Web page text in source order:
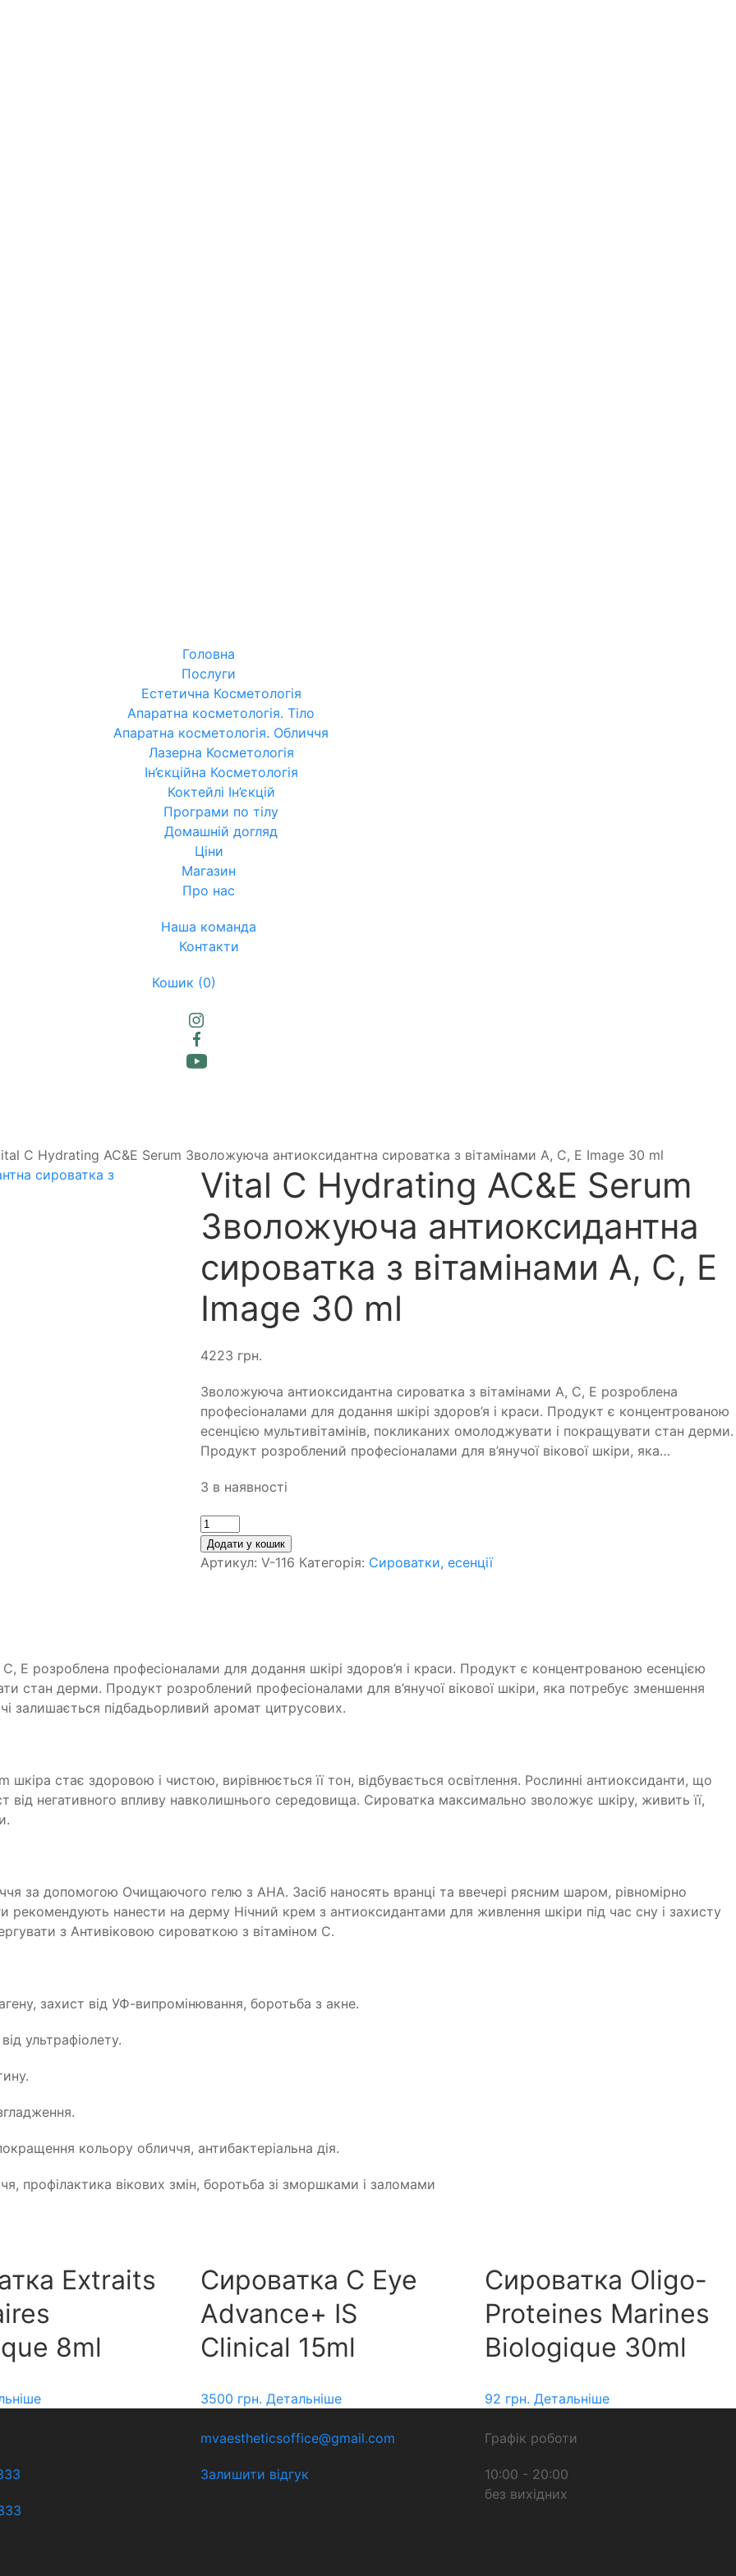
Головна
Послуги
Естетична Косметологія
Апаратна косметологія. Тіло
Апаратна косметологія. Обличчя
Лазерна Косметологія
Ін’єкційна Косметологія
Коктейлі Ін’єкцій
Програми по тілу
Домашній догляд
Ціни
Магазин
Про нас
Наша команда
Контакти
Кошик (0)
C Hydrating AC&E Serum Зволожуюча антиоксидантна сироватка з вітамінами А, С, Е Image 30 ml
Vital C Hydrating AC&E Serum
Зволожуюча антиоксидантна
сироватка з вітамінами А, С, Е
Image 30 ml
4223 грн.
Зволожуюча антиоксидантна сироватка з вітамінами А, С, Е розроблена
професіоналами для додання шкірі здоров’я і краси. Продукт є концентрованою
есенцією мультивітамінів, покликаних омолоджувати і покращувати стан дерми.
Продукт розроблений професіоналами для в’янучої вікової шкіри, яка…
3 в наявності
Кількість
Додати у кошик
Артикул: V-116 Категорія: Сироватки, есенції
Е розроблена професіоналами для додання шкірі здоров’я і краси. Продукт є концентрованою есенцією
стан дерми. Продукт розроблений професіоналами для в’янучої вікової шкіри, яка потребує зменшення
залишається підбадьорливий аромат цитрусових.
стає здоровою і чистою, вирівнюється її тон, відбувається освітлення. Рослинні антиоксиданти, що
від негативного впливу навколишнього середовища. Сироватка максимально зволожує шкіру, живить її,
за допомогою Очищаючого гелю з АНА. Засіб наносять вранці та ввечері рясним шаром, рівномірно
рекомендують нанести на дерму Нічний крем з антиоксидантами для живлення шкіри під час сну і захисту
з Антивіковою сироваткою з вітаміном С.
захист від УФ-випромінювання, боротьба з акне.
ультрафіолету.
кольору обличчя, антибактеріальна дія.
профілактика вікових змін, боротьба зі зморшками і заломами
Extraits
8ml
Сироватка C Eye
Advance+ IS
Clinical 15ml
3500 грн. Детальніше
Сироватка Oligo-
Proteines Marines
Biologique 30ml
92 грн. Детальніше
mvaestheticsoffice@gmail.com
Залишити відгук
Графік роботи
10:00 - 20:00
без вихідних